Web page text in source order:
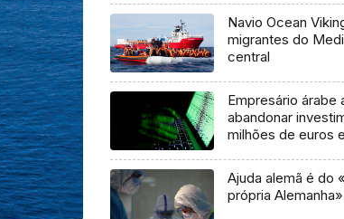
Navio Ocean
migrantes do
central
Empresário árabe
abandonar
milhões de euros
Ajuda alemã é do
própria Alemanha»